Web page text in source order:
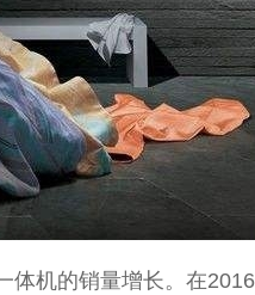
机的销量增长。在